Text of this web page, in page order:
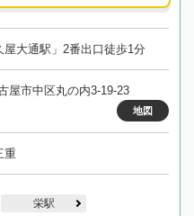
大通駅」2番出口徒歩1分
屋市中区丸の内3-19-23
地図
重
栄駅